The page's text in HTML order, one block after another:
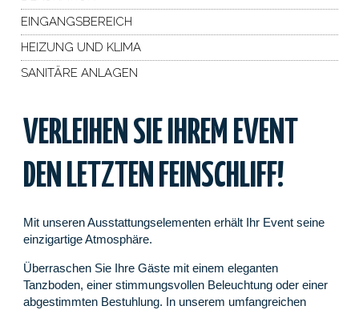
EINGANGSBEREICH
HEIZUNG UND KLIMA
SANITÄRE ANLAGEN
VERLEIHEN SIE IHREM EVENT
DEN LETZTEN FEINSCHLIFF!
Mit unseren Ausstattungselementen erhält Ihr Event seine
einzigartige Atmosphäre.
Überraschen Sie Ihre Gäste mit einem eleganten
Tanzboden, einer stimmungsvollen Beleuchtung oder einer
abgestimmten Bestuhlung. In unserem umfangreichen